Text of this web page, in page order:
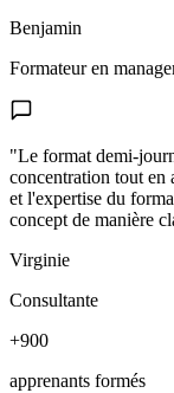
Benjamin
Formateur en
"Le format demi-
concentration tout en
et l'expertise du
concept de manière
Virginie
Consultante
+900
apprenants formés